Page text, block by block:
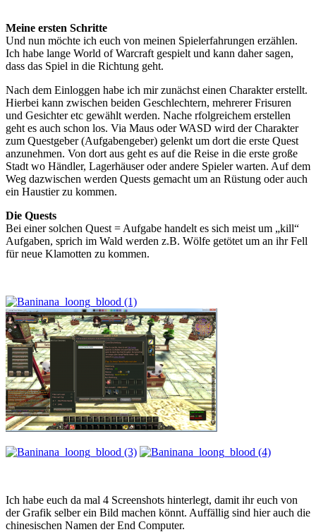
Meine ersten Schritte
Und nun möchte ich euch von meinen Spielerfahrungen erzählen.
Ich habe lange World of Warcraft gespielt und kann daher sagen,
dass das Spiel in die Richtung geht.
Nach dem Einloggen habe ich mir zunächst einen Charakter erstellt.
Hierbei kann zwischen beiden Geschlechtern, mehrerer Frisuren
und Gesichter etc gewählt werden. Nache rfolgreichem erstellen
geht es auch schon los. Via Maus oder WASD wird der Charakter
zum Questgeber (Aufgabengeber) gelenkt um dort die erste Quest
anzunehmen. Von dort aus geht es auf die Reise in die erste große
Stadt wo Händler, Lagerhäuser oder andere Spieler warten. Auf dem
Weg dazwischen werden Quests gemacht um an Rüstung oder auch
ein Haustier zu kommen.
Die Quests
Bei einer solchen Quest = Aufgabe handelt es sich meist um „kill“
Aufgaben, sprich im Wald werden z.B. Wölfe getötet um an ihr Fell
für neue Klamotten zu kommen.
Ich habe euch da mal 4 Screenshots hinterlegt, damit ihr euch von
der Grafik selber ein Bild machen könnt. Auffällig sind hier auch die
chinesischen Namen der End Computer.